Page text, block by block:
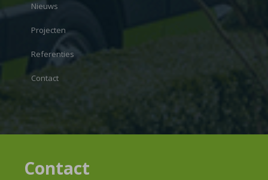
Nieuws
Projecten
Referenties
Contact
Contact